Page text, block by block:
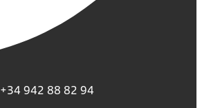
+34 942 88 82 94